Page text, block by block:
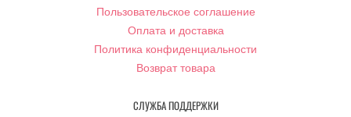
Пользовательское соглашение
Оплата и доставка
Политика конфиденциальности
Возврат товара
СЛУЖБА ПОДДЕРЖКИ